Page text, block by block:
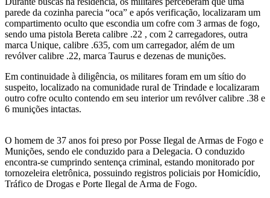
parede da cozinha parecia “oca” e após verificação, localizaram um
compartimento oculto que escondia um cofre com 3 armas de fogo,
sendo uma pistola Bereta calibre .22 , com 2 carregadores, outra
marca Unique, calibre .635, com um carregador, além de um
revólver calibre .22, marca Taurus e dezenas de munições.
Em continuidade à diligência, os militares foram em um sítio do
suspeito, localizado na comunidade rural de Trindade e localizaram
outro cofre oculto contendo em seu interior um revólver calibre .38 e
6 munições intactas.
O homem de 37 anos foi preso por Posse Ilegal de Armas de Fogo e
Munições, sendo ele conduzido para a Delegacia. O conduzido
encontra-se cumprindo sentença criminal, estando monitorado por
tornozeleira eletrônica, possuindo registros policiais por Homicídio,
Tráfico de Drogas e Porte Ilegal de Arma de Fogo.